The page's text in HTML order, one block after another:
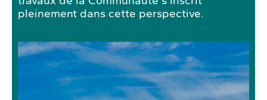
pleinement dans cette perspective.